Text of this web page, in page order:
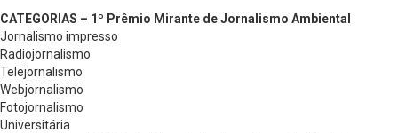
CATEGORIAS – 1º Prêmio Mirante de Jornalismo Ambiental
Jornalismo impresso
Radiojornalismo
Telejornalismo
Webjornalismo
Fotojornalismo
Universitária